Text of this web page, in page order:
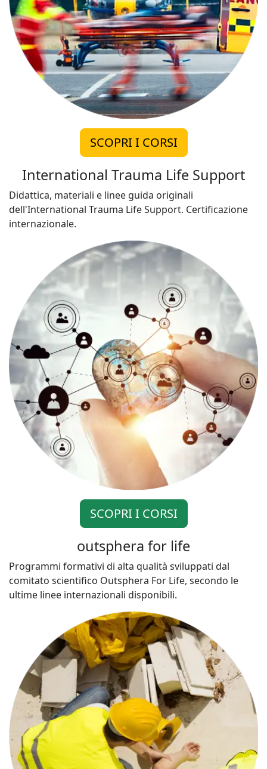
SCOPRI I CORSI
International Trauma Life Support
Didattica, materiali e linee guida originali
dell'International Trauma Life Support. Certificazione
internazionale.
SCOPRI I CORSI
outsphera for life
Programmi formativi di alta qualità sviluppati dal
comitato scientifico Outsphera For Life, secondo le
ultime linee internazionali disponibili.